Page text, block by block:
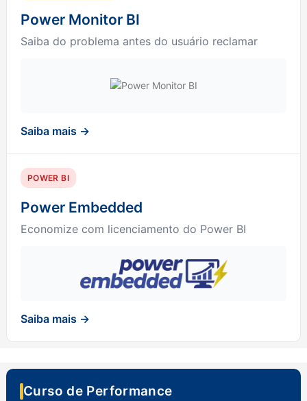
Power Monitor BI
Saiba do problema antes do usuário reclamar
Saiba mais →
POWER BI
Power Embedded
Economize com licenciamento do Power BI
Saiba mais →
Curso de Performance